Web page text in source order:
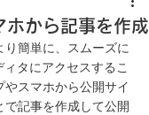
ホから記事を作成
簡単に、スムーズに
タにアクセスするこ
やスマホから公開サイ
で記事を作成して公開